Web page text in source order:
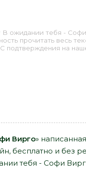
В ожидании тебя -
прочитать весь
подтверждения на
Вирго»
бесплатно и без
тебя - Софи